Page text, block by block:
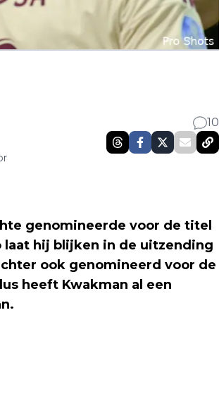
10
genomineerde voor de titel
laat hij blijken in de uitzending
ook genomineerd voor de
heeft Kwakman al een